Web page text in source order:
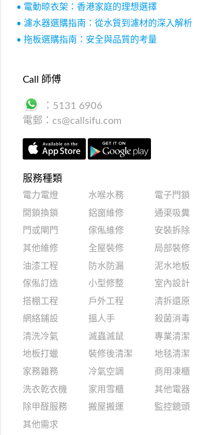
• 電動晾衣架：香港家庭的理想選擇
• 濾水器選購指南：從水質到濾材的深入解析
• 拖板選購指南：安全與品質的考量
Call 師傅
： 5131 6906
電郵： cs@callsifu.com
服務種類
電力電燈 水喉水務
電子門鎖
開鎖換鎖
鋁窗維修
通渠吸糞
門或閘門
傢俬維修
安裝拆除
其他維修
全屋裝修
局部裝修
油漆工程
防水防漏
泥水地板
傢俬訂造
小型修整
室內設計
搭棚工程
戶外工程
清拆還原
網絡鋪設
搵人手
殺菌消毒
清洗冷氣
滅蟲滅鼠
專業清潔
地板打蠟
裝修後清潔
地毯清潔
家務雜務
冷氣空調
商用凍櫃
洗衣乾衣機
家用雪櫃
其他電器
除甲醛服務
搬屋搬運
監控鏡頭
其他需求